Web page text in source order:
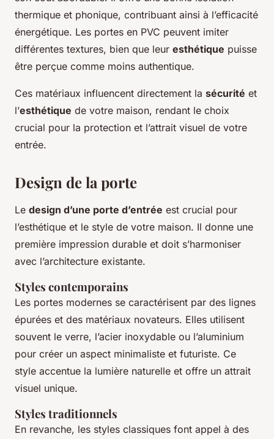
thermique et phonique, contribuant ainsi à l’efficacité
énergétique. Les portes en PVC peuvent imiter
différentes textures, bien que leur esthétique puisse
être perçue comme moins authentique.
Ces matériaux influencent directement la sécurité et
l’esthétique de votre maison, rendant le choix
crucial pour la protection et l’attrait visuel de votre
entrée.
Design de la porte
Le design d’une porte d’entrée est crucial pour
l’esthétique et le style de votre maison. Il donne une
première impression durable et doit s’harmoniser
avec l’architecture existante.
Styles contemporains
Les portes modernes se caractérisent par des lignes
épurées et des matériaux novateurs. Elles utilisent
souvent le verre, l’acier inoxydable ou l’aluminium
pour créer un aspect minimaliste et futuriste. Ce
style accentue la lumière naturelle et offre un attrait
visuel unique.
Styles traditionnels
En revanche, les styles classiques font appel à des